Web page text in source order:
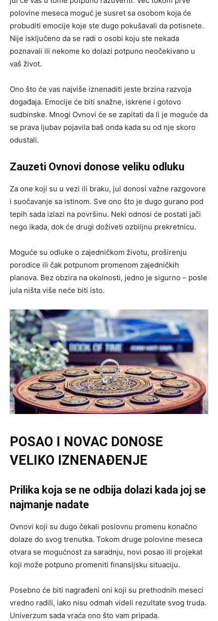
polovine meseca moguć je susret sa osobom koja će
probuditi emocije koje ste dugo pokušavali da potisnete.
Nije isključeno da se radi o osobi koju ste nekada
poznavali ili nekome ko dolazi potpuno neočekivano u
vaš život.
Ono što će vas najviše iznenaditi jeste brzina razvoja
događaja. Emocije će biti snažne, iskrene i gotovo
sudbinske. Mnogi Ovnovi će se zapitati da li je moguće da
se prava ljubav pojavila baš onda kada su od nje skoro
odustali.
Zauzeti Ovnovi donose veliku odluku
Za one koji su u vezi ili braku, jul donosi važne razgovore
i suočavanje sa istinom. Sve ono što je dugo gurano pod
tepih sada izlazi na površinu. Neki odnosi će postati jači
nego ikada, dok će drugi doživeti ozbiljnu prekretnicu.
Moguće su odluke o zajedničkom životu, proširenju
porodice ili čak potpunom promenom zajedničkih
planova. Bez obzira na okolnosti, jedno je sigurno – posle
jula ništa više neće biti isto.
POSAO I NOVAC DONOSE
VELIKO IZNENAĐENJE
Prilika koja se ne odbija dolazi kada joj se
najmanje nadate
Ovnovi koji su dugo čekali poslovnu promenu konačno
dolaze do svog trenutka. Tokom druge polovine meseca
otvara se mogućnost za saradnju, novi posao ili projekat
koji može potpuno promeniti finansijsku situaciju.
Posebno će biti nagrađeni oni koji su prethodnih meseci
vredno radili, iako nisu odmah videli rezultate svog truda.
Univerzum sada vraća ono što vam pripada.